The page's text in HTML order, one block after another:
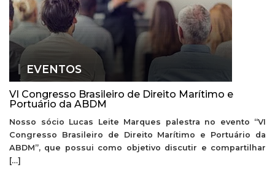
EVENTOS
VI Congresso Brasileiro de Direito Marítimo e
Portuário da ABDM
Nosso sócio Lucas Leite Marques palestra no evento “VI
Congresso Brasileiro de Direito Marítimo e Portuário da
ABDM”, que possui como objetivo discutir e compartilhar
[…]